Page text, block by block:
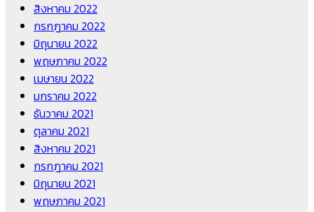
สิงหาคม 2022
กรกฎาคม 2022
มิถุนายน 2022
พฤษภาคม 2022
เมษายน 2022
มกราคม 2022
ธันวาคม 2021
ตุลาคม 2021
สิงหาคม 2021
กรกฎาคม 2021
มิถุนายน 2021
พฤษภาคม 2021